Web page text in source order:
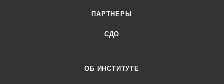
ПАРТНЕРЫ
СДО
ОБ ИНСТИТУТЕ